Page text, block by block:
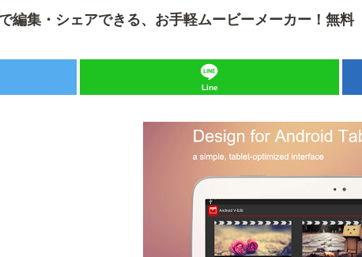
編集・シェアできる、お手軽ムービーメーカー！無料
Line